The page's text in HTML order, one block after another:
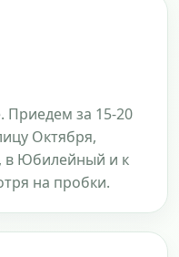
Приедем за 15-20
Октября,
в Юбилейный и к
на пробки.